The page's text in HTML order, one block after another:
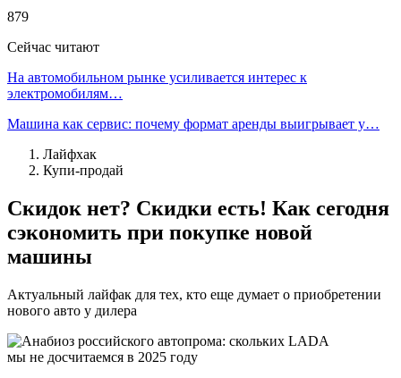
879
Сейчас читают
На автомобильном рынке усиливается интерес к
электромобилям…
Машина как сервис: почему формат аренды выигрывает у…
Лайфхак
Купи-продай
Скидок нет? Скидки есть! Как сегодня
сэкономить при покупке новой
машины
Актуальный лайфак для тех, кто еще думает о приобретении
нового авто у дилера